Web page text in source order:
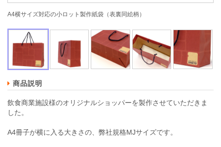
A4横サイズ対応の小ロット製作紙袋（表裏同絵柄）
商品説明
飲食商業施設様のオリジナルショッパーを製作させていただきま
した。
A4冊子が横に入る大きさの、弊社規格MJサイズです。